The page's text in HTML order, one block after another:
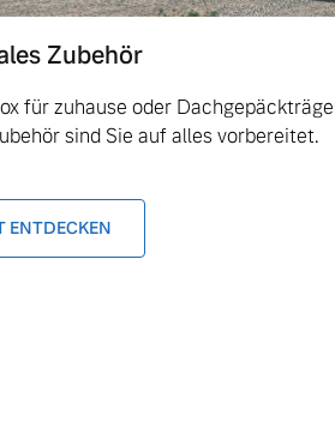
Zubehör
für zuhause oder
sind Sie auf alles vorbereitet.
ENTDECKEN